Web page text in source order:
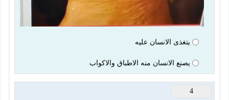
يتغذى الانسان عليه
يصنع الانسان منه الاطباق والاكواب
4